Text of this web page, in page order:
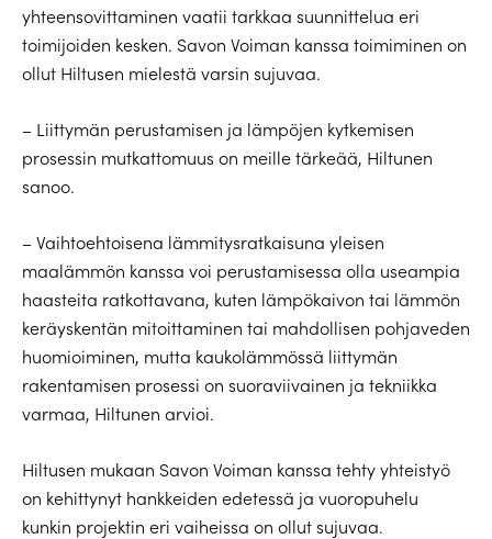
yhteensovittaminen vaatii tarkkaa suunnittelua eri
toimijoiden kesken. Savon Voiman kanssa toimiminen on
ollut Hiltusen mielestä varsin sujuvaa.
– Liittymän perustamisen ja lämpöjen kytkemisen
prosessin mutkattomuus on meille tärkeää, Hiltunen
sanoo.
– Vaihtoehtoisena lämmitysratkaisuna yleisen
maalämmön kanssa voi perustamisessa olla useampia
haasteita ratkottavana, kuten lämpökaivon tai lämmön
keräyskentän mitoittaminen tai mahdollisen pohjaveden
huomioiminen, mutta kaukolämmössä liittymän
rakentamisen prosessi on suoraviivainen ja tekniikka
varmaa, Hiltunen arvioi.
Hiltusen mukaan Savon Voiman kanssa tehty yhteistyö
on kehittynyt hankkeiden edetessä ja vuoropuhelu
kunkin projektin eri vaiheissa on ollut sujuvaa.